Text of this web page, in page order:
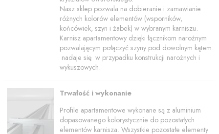
Nasz sklep pozwala na dobieranie i zamawianie
różnych kolorów elementów (wsporników,
końcówiek, szyn i żabek) w wybranym karniszu.
Karnisz apartamentowy dzięki łącznikom narożnym
pozwalającym połączyć szyny pod dowolnym kątem
nadaje się w przypadku konstrukcji narożnych i
wykuszowych.
Trwałość i wykonanie
Profile apartamentowe wykonane są z aluminium
dopasowanego kolorystycznie do pozostałych
elementów karnisza. Wszystkie pozostałe elementy